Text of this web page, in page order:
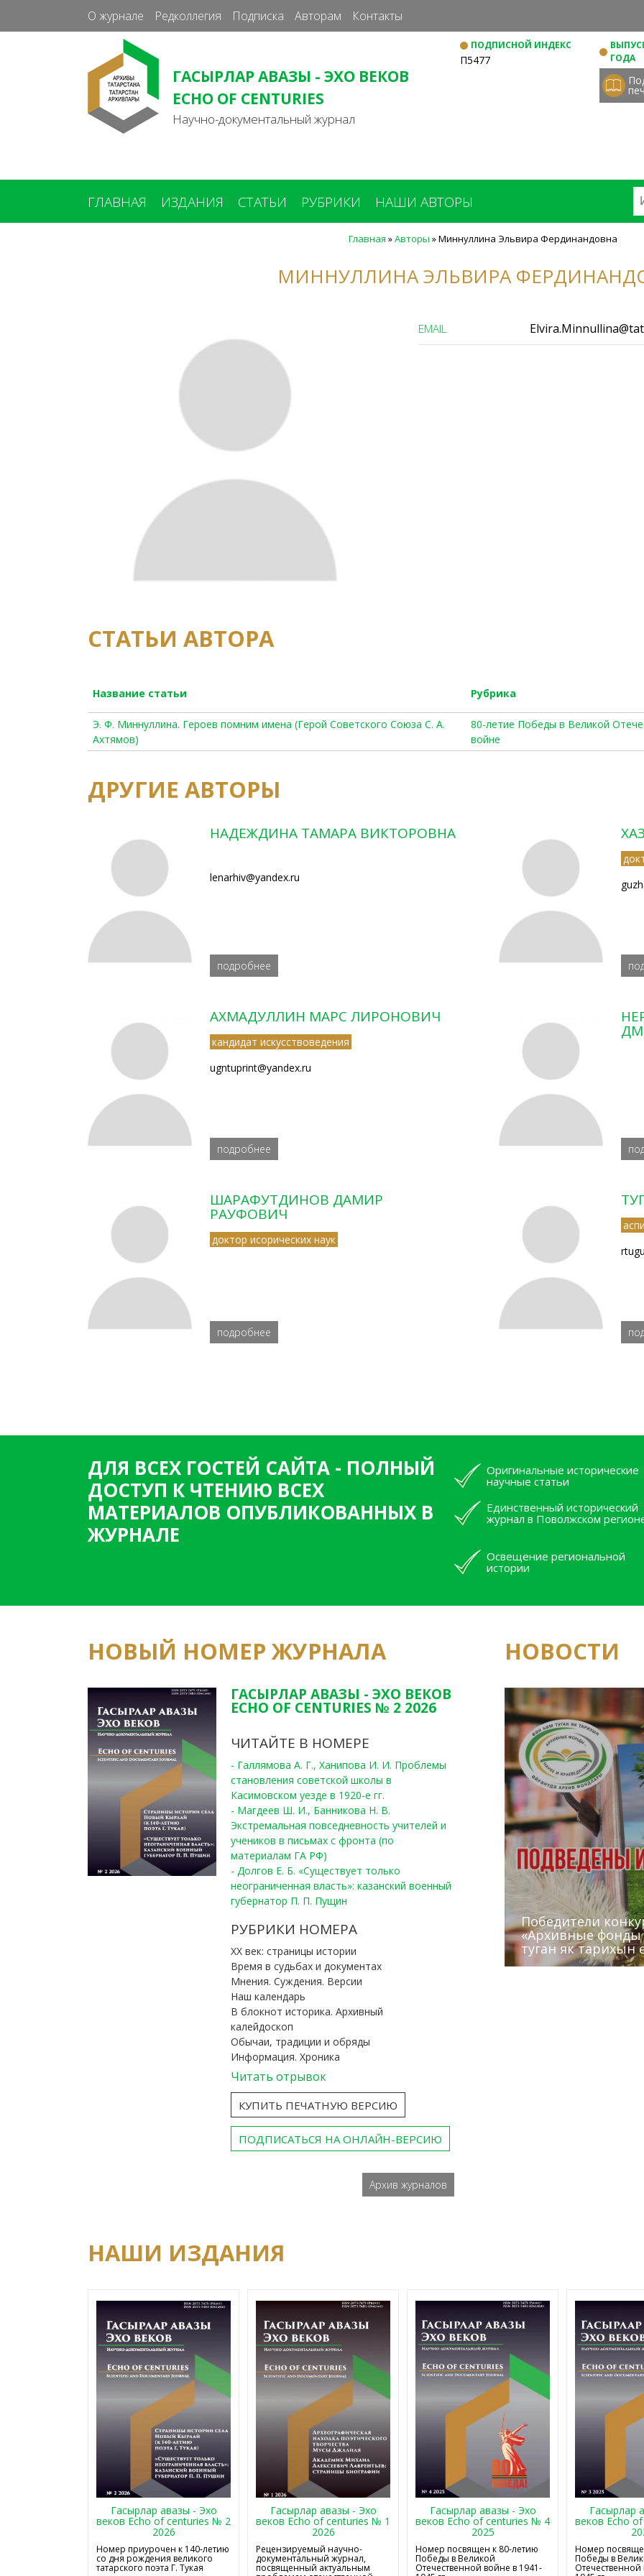
к
основному
О журнале Редколлегия Подписка Авторам Контакты
ГАСЫРЛАР АВАЗЫ - ЭХО ВЕКОВ
ECHO OF CENTURIES
Научно-документальный журнал
ПОДПИСНОЙ ИНДЕКС
П5477
ГОДА
ГЛАВНАЯ ИЗДАНИЯ СТАТЬИ РУБРИКИ НАШИ АВТОРЫ
Главная »Авторы »Миннуллина Эльвира Фердинандовна
МИННУЛЛИНА ЭЛЬВИРА
ЕMAIL
СТАТЬИ АВТОРА
Название статьи Рубрика
Э. Ф. Миннуллина. Героев помним имена (Герой Советского Союза С. А.
Ахтямов)
80-летие Победы в Великой
войне
ДРУГИЕ АВТОРЫ
НАДЕЖДИНА ТАМАРА ВИКТОРОВНА
lenarhiv@yandex.ru
подробнее
АХМАДУЛЛИН МАРС ЛИРОНОВИЧ
кандидат искусствоведения
ugntuprint@yandex.ru
подробнее
ШАРАФУТДИНОВ ДАМИР
РАУФОВИЧ
доктор исорических наук
подробнее
ДЛЯ ВСЕХ ГОСТЕЙ САЙТА - ПОЛНЫЙ
ДОСТУП К ЧТЕНИЮ ВСЕХ
МАТЕРИАЛОВ ОПУБЛИКОВАННЫХ В
ЖУРНАЛЕ
Оригинальные исторические
научные статьи
Единственный исторический
журнал в Поволжском
Освещение региональной
истории
НОВЫЙ НОМЕР ЖУРНАЛА
ГАСЫРЛАР АВАЗЫ - ЭХО ВЕКОВ
ECHO OF CENTURIES № 2 2026
ЧИТАЙТЕ В НОМЕРЕ
- Галлямова А. Г., Ханипова И. И. Проблемы
становления советской школы в
Касимовском уезде в 1920-е гг.
- Магдеев Ш. И., Банникова Н. В.
Экстремальная повседневность учителей и
учеников в письмах с фронта (по
материалам ГА РФ)
- Долгов Е. Б. «Существует только
неограниченная власть»: казанский военный
губернатор П. П. Пущин
РУБРИКИ НОМЕРА
ХХ век: страницы истории
Время в судьбах и документах
Мнения. Суждения. Версии
Наш календарь
В блокнот историка. Архивный
калейдоскоп
Обычаи, традиции и обряды
Информация. Хроника
Читать отрывок
КУПИТЬ ПЕЧАТНУЮ ВЕРСИЮ
ПОДПИСАТЬСЯ НА ОНЛАЙН-ВЕРСИЮ
Архив журналов
НОВОСТИ
Победители
«Архивные фонды
туган як тарихын
Архивисты
Госархива
Юным
Сотрудники
Эхо веков»
(КХТИ)
«Мир архивов
НАШИ ИЗДАНИЯ
Гасырлар авазы - Эхо
веков Echo of centuries № 2
2026
Номер приурочен к 140-летию
со дня рождения великого
татарского поэта Г. Тукая
Гасырлар авазы - Эхо
веков Echo of centuries № 1
2026
Рецензируемый научно-
документальный журнал,
посвященный актуальным
Гасырлар авазы - Эхо
веков Echo of centuries № 4
2025
Номер посвящен к 80-летию
Победы в Великой
Отечественной войне в 1941-
Гасырлар
веков Echo
Номер
Победы в